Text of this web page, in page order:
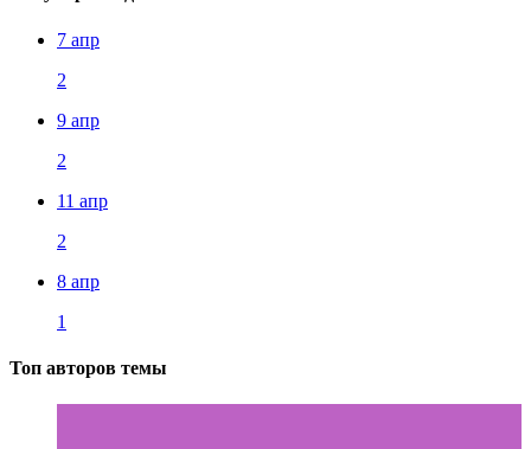
7 апр
2
9 апр
2
11 апр
2
8 апр
1
Топ авторов темы